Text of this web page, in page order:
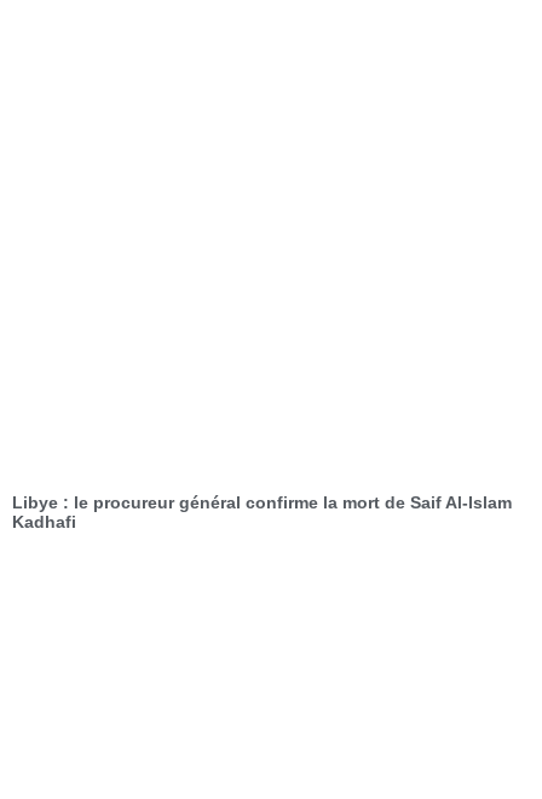
Libye : le procureur général confirme la mort de Saif Al-Islam
Kadhafi